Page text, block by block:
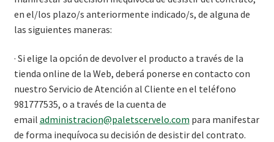
en el/los plazo/s anteriormente indicado/s, de alguna de
las siguientes maneras:
· Si elige la opción de devolver el producto a través de la
tienda online de la Web, deberá ponerse en contacto con
nuestro Servicio de Atención al Cliente en el teléfono
981777535, o a través de la cuenta de
email administracion@paletscervelo.com para manifestar
de forma inequívoca su decisión de desistir del contrato.